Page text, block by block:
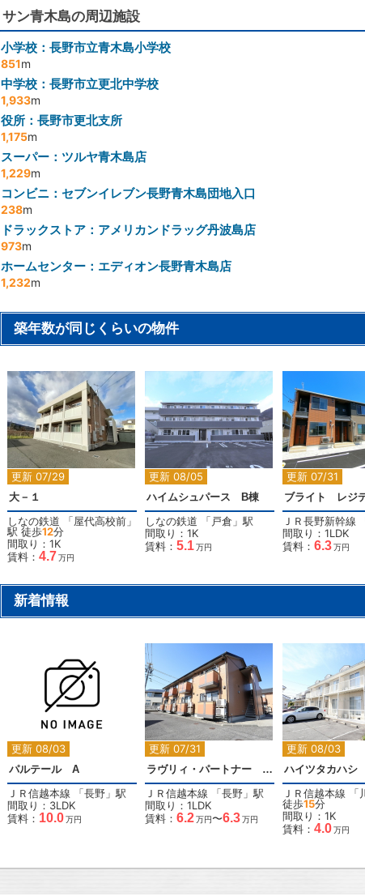
サン青木島の周辺施設
小学校：長野市立青木島小学校
851m
中学校：長野市立更北中学校
1,933m
役所：長野市更北支所
1,175m
スーパー：ツルヤ青木島店
1,229m
コンビニ：セブンイレブン長野青木島団地入口
238m
ドラックストア：アメリカンドラッグ丹波島店
973m
ホームセンター：エディオン長野青木島店
1,232m
築年数が同じくらいの物件
更新 07/29
大－１
しなの鉄道 「屋代高校前 」
駅 徒歩12分
間取り：1K
賃料： 4.7万円
更新 08/05
2
ハイムシュパース B棟
しなの鉄道 「戸倉 」駅
間取り：1K
賃料： 5.1万円
更新 07/31
2
ブライト レジ
ＪＲ長野新幹線
間取り：1LDK
賃料： 6.3万円
新着情報
更新 08/03
2
パルテール A
ＪＲ信越本線 「長野 」駅
間取り：3LDK
賃料： 10.0万円
更新 07/31
2
ラヴリィ・パートナー A棟
ＪＲ信越本線 「長野 」駅
間取り：1LDK
賃料： 6.2万円〜6.3万円
更新 08/03
ハイツタカハシ
ＪＲ信越本線 「
徒歩15分
間取り：1K
賃料： 4.0万円